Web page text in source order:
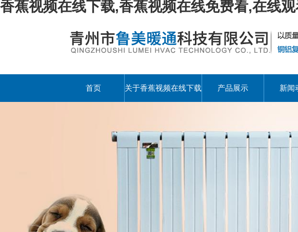
香蕉视频在线下载,香蕉视频在线免费看,在线
首页 关于香蕉视频在线下载 产品展示 新闻